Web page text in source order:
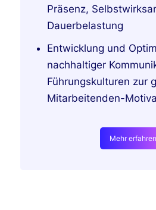
Präsenz,
Dauerbelastung
Entwicklung und
nachhaltiger
Führungskulturen zur
Mitarbeitenden-
Mehr erfahren